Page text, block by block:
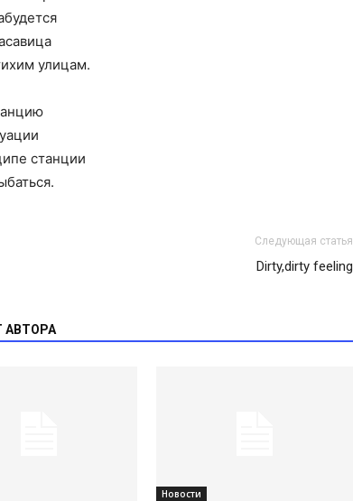
улицам.
станции
Следующая статья
Dirty,dirty feeling
АВТОРА
Новости